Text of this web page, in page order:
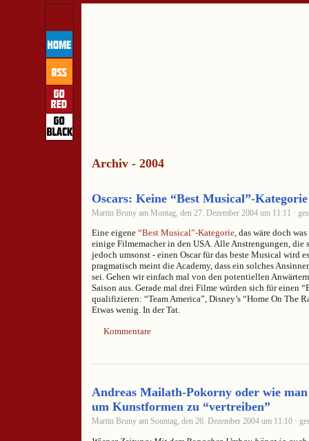
Archiv - 2004
Oscars: Keine “Best Musical”-
Martin Bruny am Montag, den 27. Dezember 2004 um 11:11 ·
Eine eigene “Best Musical”-Kategorie, das wäre doch
einige Filmemacher in den USA. Alle Anstrengungen, die
jedoch umsonst - einen Oscar für das beste Musical wird
pragmatisch meint die Academy, dass ein solches
sei. Gehen wir einfach mal von den potentiellen
Saison aus. Gerade mal drei Filme würden sich für einen
qualifizieren: “Team America”, Disney’s “Home On The
Etwas wenig. In der Tat.
Kommentare
Andreas Mailath-Pokorny oder wie
um Kunstformen zu “vertreiben”
Martin Bruny am Sonntag, den 26. Dezember 2004 um 11:10 ·